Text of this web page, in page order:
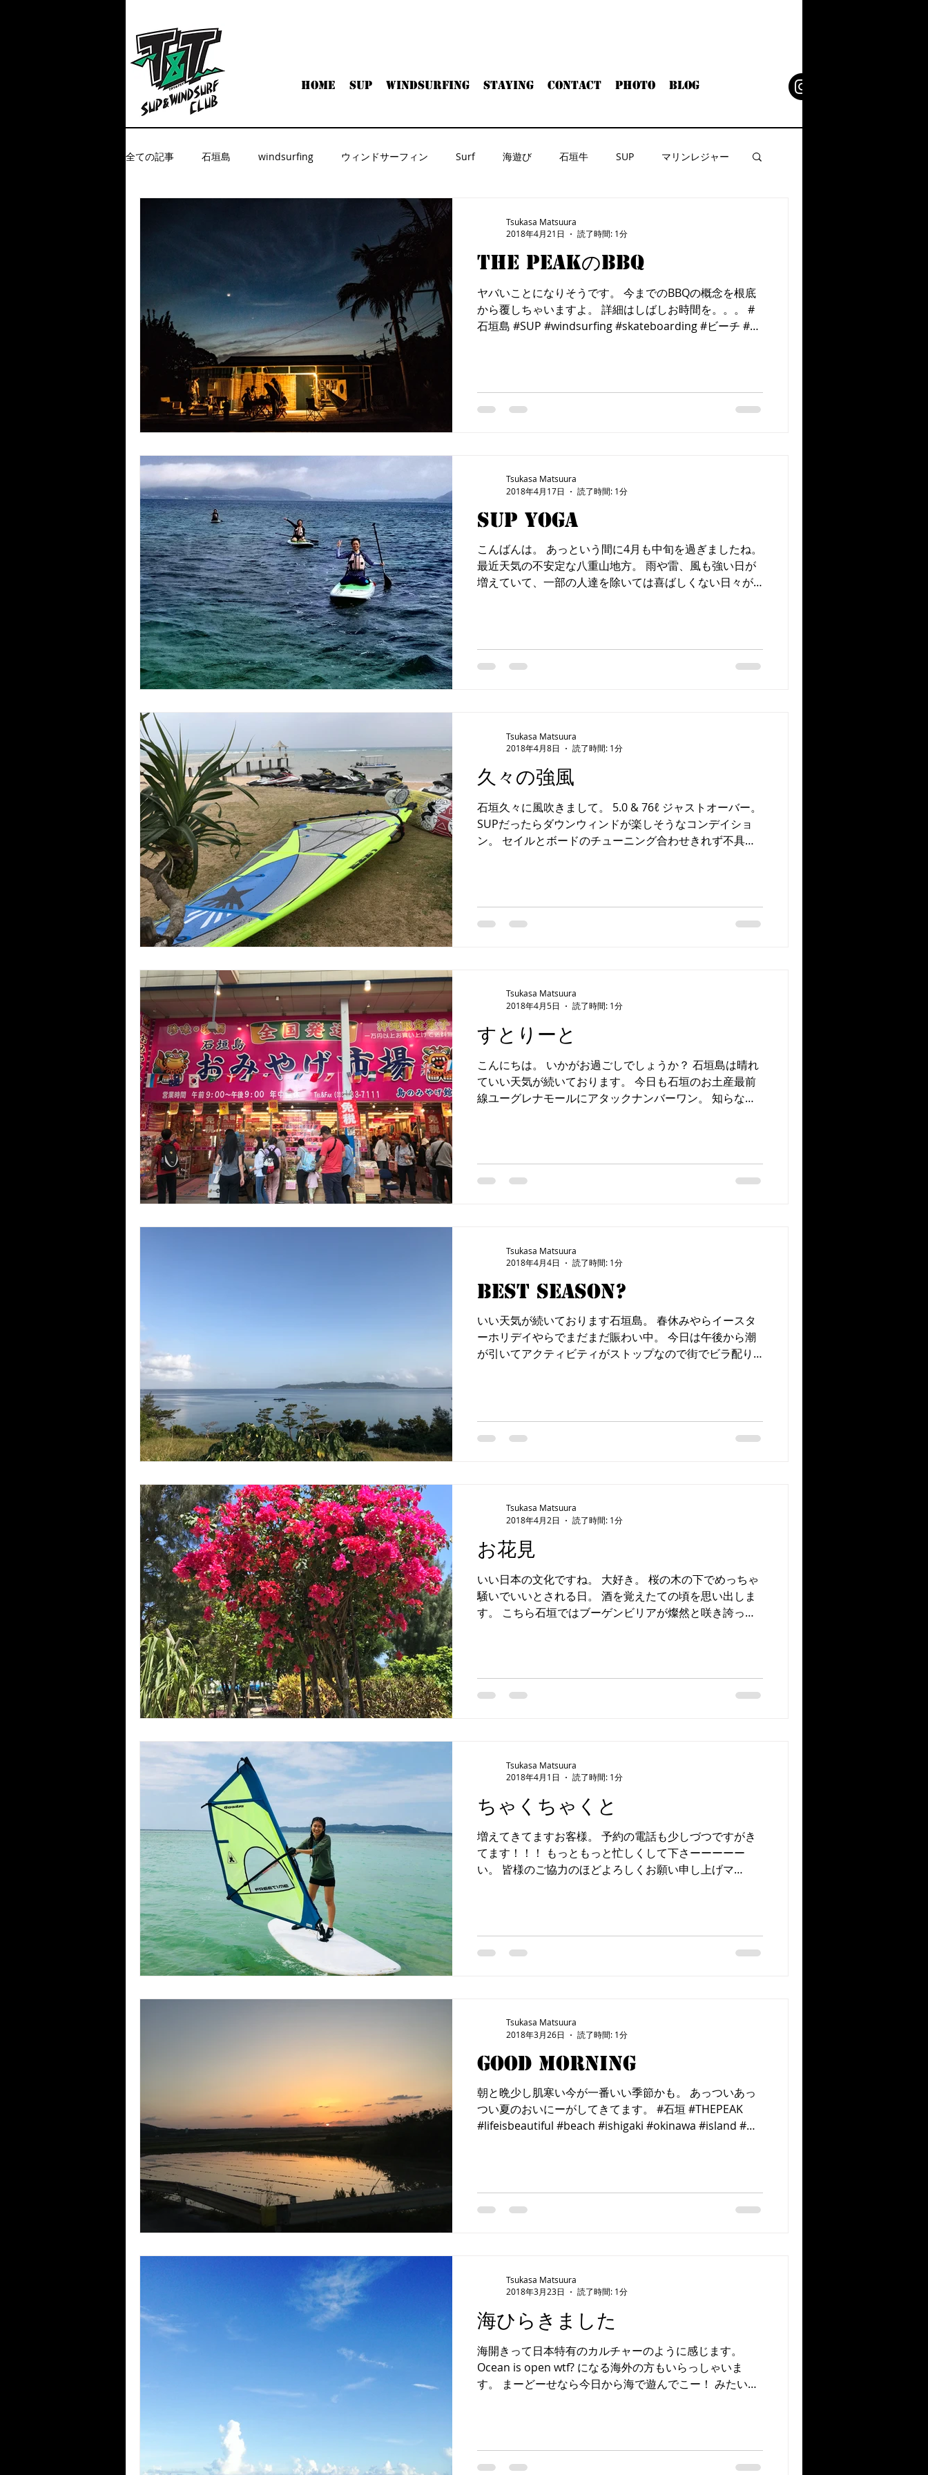
HOME SUP WINDSURFING Staying Contact Photo Blog
全ての記事 石垣島 windsurfing ウィンドサーフィン Surf 海遊び 石垣牛 SUP マリンレジャー
THE PEAKのBBQ
ヤバいことになりそうです。 今までのBBQの概念を根底
から覆しちゃいますよ。 詳細はしばしお時間を。。。 #
石垣島 #SUP #windsurfing #skateboarding #ビーチ #サ
Tsukasa Matsuura
2018年4月21日
読了時間: 1分
SUP YOGA
こんばんは。 あっという間に4月も中旬を過ぎましたね。
最近天気の不安定な八重山地方。 雨や雷、風も強い日が
増えていて、一部の人達を除いては喜ばしくない日々が
Tsukasa Matsuura
2018年4月17日
読了時間: 1分
久々の強風
石垣久々に風吹きまして。 5.0 & 76ℓ ジャストオーバー。
SUPだったらダウンウィンドが楽しそうなコンデイショ
ン。 セイルとボードのチューニング合わせきれず不具合
Tsukasa Matsuura
2018年4月8日
読了時間: 1分
すとりーと
こんにちは。 いかがお過ごしでしょうか？ 石垣島は晴れ
ていい天気が続いております。 今日も石垣のお土産最前
線ユーグレナモールにアタックナンバーワン。 知らない
Tsukasa Matsuura
2018年4月5日
読了時間: 1分
Best season?
いい天気が続いております石垣島。 春休みやらイースタ
ーホリデイやらでまだまだ賑わい中。 今日は午後から潮
が引いてアクティビティがストップなので街でビラ配り
Tsukasa Matsuura
2018年4月4日
読了時間: 1分
お花見
いい日本の文化ですね。 大好き。 桜の木の下でめっちゃ
騒いでいいとされる日。 酒を覚えたての頃を思い出しま
す。 こちら石垣ではブーゲンビリアが燦然と咲き誇って
Tsukasa Matsuura
2018年4月2日
読了時間: 1分
ちゃくちゃくと
増えてきてますお客様。 予約の電話も少しづつですがき
てます！！！ もっともっと忙しくして下さーーーーー
い。 皆様のご協力のほどよろしくお願い申し上げマ
Tsukasa Matsuura
2018年4月1日
読了時間: 1分
Good morning
朝と晩少し肌寒い今が一番いい季節かも。 あっついあっ
つい夏のおいにーがしてきてます。 #石垣 #THEPEAK
#lifeisbeautiful #beach #ishigaki #okinawa #island #沖
Tsukasa Matsuura
2018年3月26日
読了時間: 1分
海ひらきました
海開きって日本特有のカルチャーのように感じます。
Ocean is open wtf? になる海外の方もいらっしゃいま
す。 まーどーせなら今日から海で遊んでこー！ みたいな
Tsukasa Matsuura
2018年3月23日
読了時間: 1分